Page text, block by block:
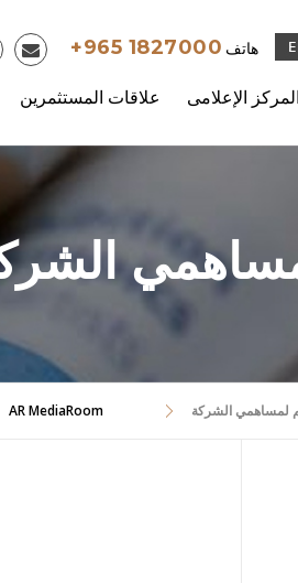
+965 1827000 هاتف
علاقات المستثمرين المركز الإعلامى
AR MediaRoom